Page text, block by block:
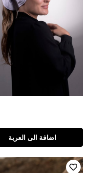
اضافة الى العربة